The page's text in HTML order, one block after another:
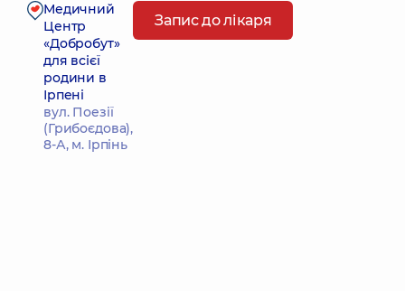
Медичний
Центр
«Добробут»
для всієї
родини в
Ірпені
вул. Поезії
(Грибоєдова),
8-А, м. Ірпінь
Запис до лікаря